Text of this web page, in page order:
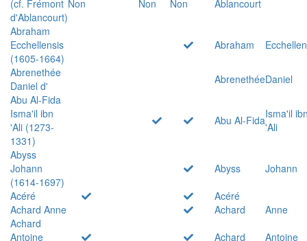
(cf. Frémont
d'Ablancourt)
Non Non Non
Ablancourt
Abraham
Ecchellensis
(1605-1664)
Abraham
Abrenethée
Daniel d'
AbrenethéeDaniel
Abu Al-Fida
Isma'il ibn
'Ali (1273-
1331)
Abu Al-FidaIsma'il
'Ali
Abyss
Johann
(1614-1697)
Abyss
Johann
Acéré
Acéré
Achard Anne
Achard
Anne
Achard
Antoine
Achard
Antoine